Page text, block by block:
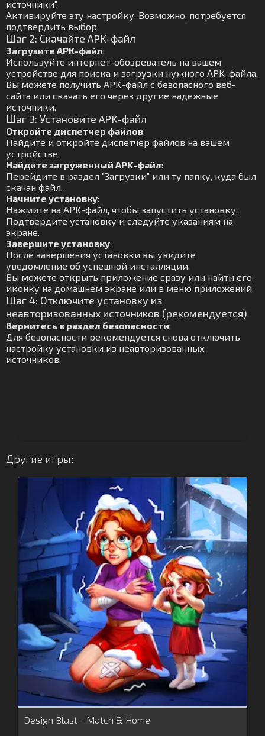
источники".
Активируйте эту настройку. Возможно, потребуется
подтвердить выбор.
Шаг 2: Скачайте APK-файл
Загрузите APK-файл:
Используйте интернет-обозреватель на вашем
устройстве для поиска и загрузки нужного APK-файла.
Вы можете получить APK-файл с безопасного веб-
сайта или скачать его через другие надежные
источники.
Шаг 3: Установите APK-файл
Откройте диспетчер файлов:
Найдите и откройте диспетчер файлов на вашем
устройстве.
Найдите загруженный APK-файл:
Перейдите в раздел "Загрузки" или ту папку, куда был
скачан файл.
Начните установку:
Нажмите на APK-файл, чтобы запустить установку.
Подтвердите установку и следуйте указаниям на
экране.
Завершите установку:
После завершения установки вы увидите
уведомление об успешной инсталляции.
Вы можете открыть приложение сразу или найти его
иконку на домашнем экране или в меню приложений.
Шаг 4: Отключите установку из
неавторизованных источников (рекомендуется)
Вернитесь в раздел безопасности:
Для безопасности рекомендуется снова отключить
настройку установки из неавторизованных
источников.
Другие игры:
Design Blast - Match & Home